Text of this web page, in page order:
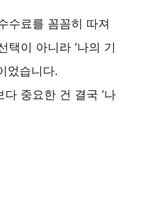
수료를 꼼꼼히 따져
택이 아니라 ‘나의 기
었습니다.
중요한 건 결국 ‘나